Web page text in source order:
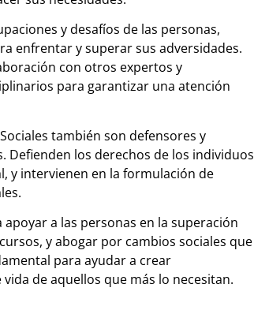
y desafíos de las personas,
enfrentar y superar sus adversidades.
con otros expertos y
para garantizar una atención
también son defensores y
Defienden los derechos de los individuos
y intervienen en la formulación de
a las personas en la superación
y abogar por cambios sociales que
para ayudar a crear
de aquellos que más lo necesitan.